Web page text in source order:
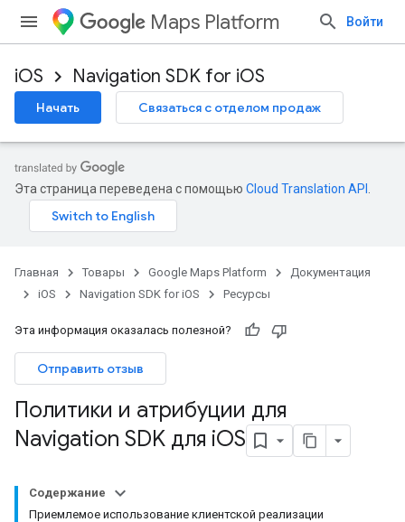
Maps Platform Войти
iOS Navigation SDK for iOS
Начать Связаться с отделом продаж
Эта страница переведена с помощью Cloud Translation API
Главная Товары Google Maps Platform
Документация
iOS
Navigation SDK for iOS Ресурсы
Эта информация оказалась полезной?
Отправить отзыв
Политики и атрибуции для
Navigation SDK для iOS
Содержание
Приемлемое использование клиентской реализации